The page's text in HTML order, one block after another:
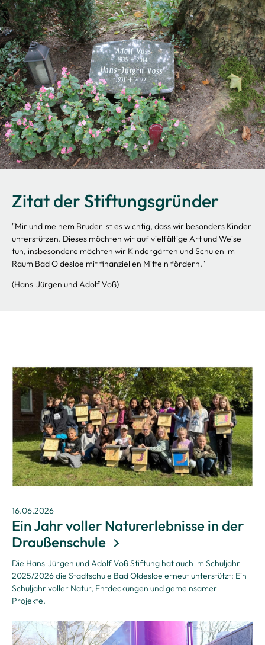
Zitat der Stiftungsgründer
"Mir und meinem Bruder ist es wichtig, dass wir besonders Kinder
unterstützen. Dieses möchten wir auf vielfältige Art und Weise
tun, insbesondere möchten wir Kindergärten und Schulen im
Raum Bad Oldesloe mit finanziellen Mitteln fördern."
(Hans-Jürgen und Adolf Voß)
16.06.2026
Ein Jahr voller Naturerlebnisse in der
Draußenschule
Die Hans-Jürgen und Adolf Voß Stiftung hat auch im Schuljahr
2025/2026 die Stadtschule Bad Oldesloe erneut unterstützt: Ein
Schuljahr voller Natur, Entdeckungen und gemeinsamer
Projekte.